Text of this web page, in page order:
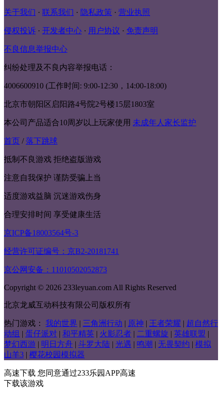
关于我们 · 联系我们 · 隐私政策 · 营业执照
侵权投诉 · 开发者中心 · 用户协议 · 免责声明
不良信息举报中心
纠纷处理及不良内容举报电话：
4006600910 (工作时间: 9:00-12:30，14:00-18:00)
北京市朝阳区启阳路4号院2号楼15层1803室
本公司产品适合10周岁以上玩家使用 未成年人家长监护
首页 /落下跳球
抵制不良游戏 拒绝盗版游戏
注意自我保护 谨防受骗上当
适度游戏益脑 沉迷游戏伤身
合理安排时间 享受健康生活
京ICP备18003564号-3
经营许可证编号：京B2-20181741
京公网安备：11010502052873
Copyright © 2026 233leyuan.com All Rights Reserved
北京龙威互动科技有限公司版权所有
热门游戏： 我的世界 | 三角洲行动 | 原神 | 王者荣耀 | 超自然行
动组 | 蛋仔派对 | 和平精英 | 火影忍者 | 二重螺旋 | 英雄联盟 |
梦幻西游 | 明日方舟 | 斗罗大陆 | 光遇 | 鸣潮 | 无畏契约 | 模拟
山羊3 | 樱花校园模拟器
高速下载 您同意通过233乐园APP高速
下载该游戏